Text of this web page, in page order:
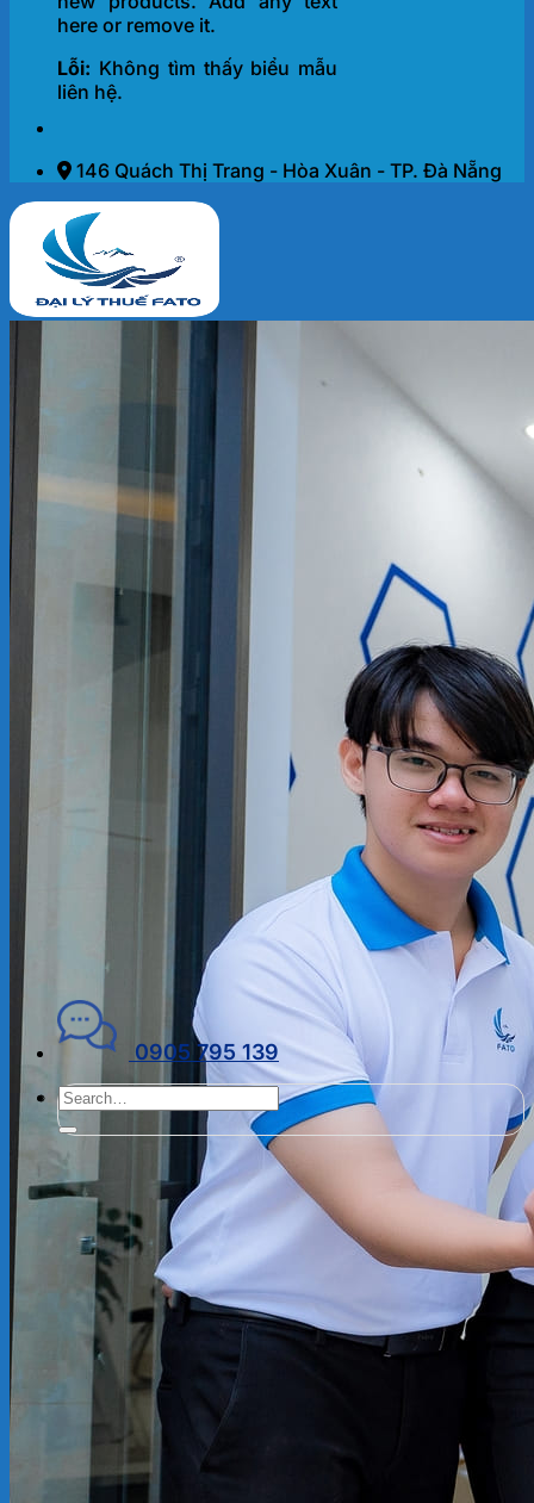
here or remove it.
Lỗi: Không tìm thấy biểu mẫu
liên hệ.
146 Quách Thị Trang - Hòa Xuân - TP. Đà Nẵng
KẾ TOÁN – THUẾ
ĐẠI LÝ THUẾ
PHÁP LÝ DOANH NGHIỆP
Kiến thức chuyên ngành
KẾ TOÁN – TÀI CHÍNH
GIỚI THIỆU
CHÍNH SÁCH BẢO MẬT
0905 795 139